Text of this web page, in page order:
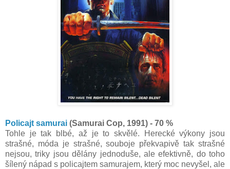
Policajt samurai (Samurai Cop, 1991) - 70 %
Tohle je tak blbé, až je to skvělé. Herecké výkony jsou
strašné, móda je strašné, souboje překvapivě tak strašné
nejsou, triky jsou dělány jednoduše, ale efektivně, do toho
šílený nápad s policajtem samurajem, který moc nevyšel, ale